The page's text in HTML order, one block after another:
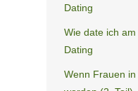
Dating
Wie date ich
Dating
Wenn Frauen